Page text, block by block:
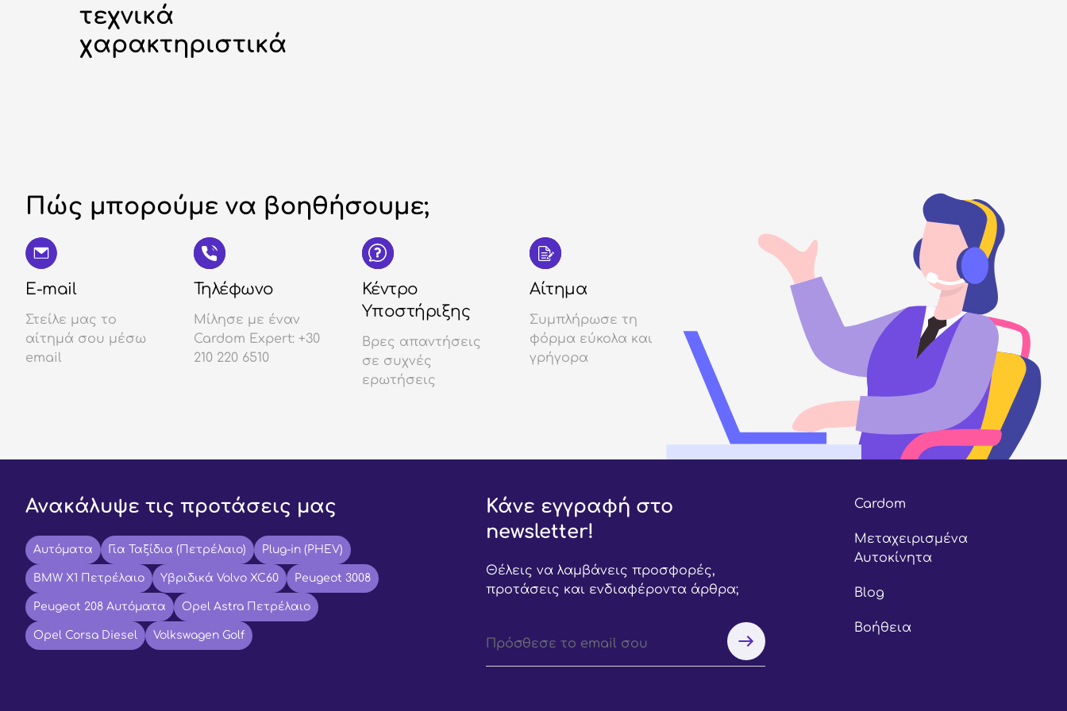
τεχνικά
χαρακτηριστικά
Πώς μπορούμε να βοηθήσουμε;
E-mail
Στείλε μας το
αίτημά σου μέσω
email
Τηλέφωνο
Μίλησε με έναν
Cardom Expert: +30
210 220 6510
Κέντρο
Υποστήριξης
Βρες απαντήσεις
σε συχνές
ερωτήσεις
Αίτημα
Συμπλήρωσε τη
φόρμα εύκολα και
γρήγορα
Ανακάλυψε τις προτάσεις μας
Αυτόματα Για Ταξίδια (Πετρέλαιο) Plug-in (PHEV)
BMW X1 Πετρέλαιο Υβριδικά Volvo XC60 Peugeot 3008
Peugeot 208 Αυτόματα Opel Astra Πετρέλαιο
Opel Corsa Diesel Volkswagen Golf
Κάνε εγγραφή στο
newsletter!
Θέλεις να λαμβάνεις προσφορές,
προτάσεις και ενδιαφέροντα άρθρα;
Cardom
Μεταχειρισμένα
Αυτοκίνητα
Blog
Βοήθεια